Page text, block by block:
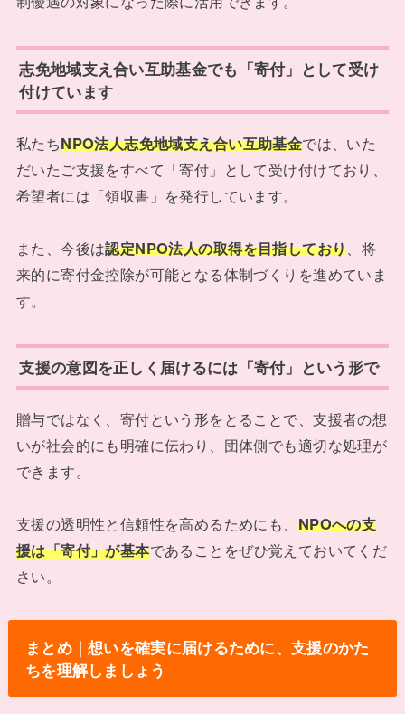
志免地域支え合い互助基金でも「寄付」として受け
付けています
私たちNPO法人志免地域支え合い互助基金では、いた
だいたご支援をすべて「寄付」として受け付けており、
希望者には「領収書」を発行しています。
また、今後は認定NPO法人の取得を目指しており 、将
来的に寄付金控除が可能となる体制づくりを進めていま
す。
支援の意図を正しく届けるには「寄付」という形で
贈与ではなく、寄付という形をとることで、支援者の想
いが社会的にも明確に伝わり、団体側でも適切な処理が
できます。
支援の透明性と信頼性を高めるためにも、 NPOへの支
援は「寄付」が基本であることをぜひ覚えておいてくだ
さい。
まとめ｜想いを確実に届けるために、支援のかた
ちを理解しましょう